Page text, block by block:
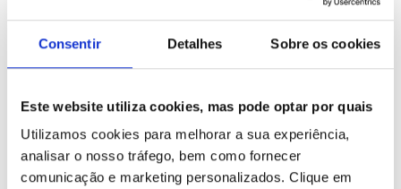
Consentir Detalhes Sobre os cookies
Este website utiliza cookies, mas pode optar por quais
Utilizamos cookies para melhorar a sua experiência,
analisar o nosso tráfego, bem como fornecer
comunicação e marketing personalizados. Clique em
Perguntas frequentes e dicas úteis
sobre empilhadores para picking de
produtos